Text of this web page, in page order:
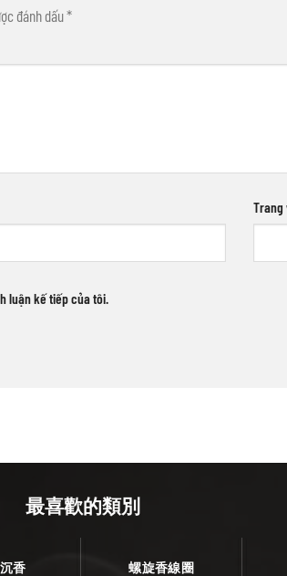
đánh dấu*
Trang
luận kế tiếp của tôi.
最喜歡的類別
香 螺旋香線圈